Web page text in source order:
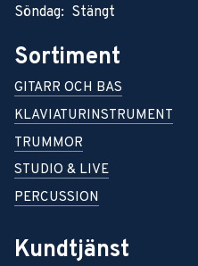
Söndag: Stängt
Sortiment
GITARR OCH BAS
KLAVIATURINSTRUMENT
TRUMMOR
STUDIO & LIVE
PERCUSSION
Kundtjänst